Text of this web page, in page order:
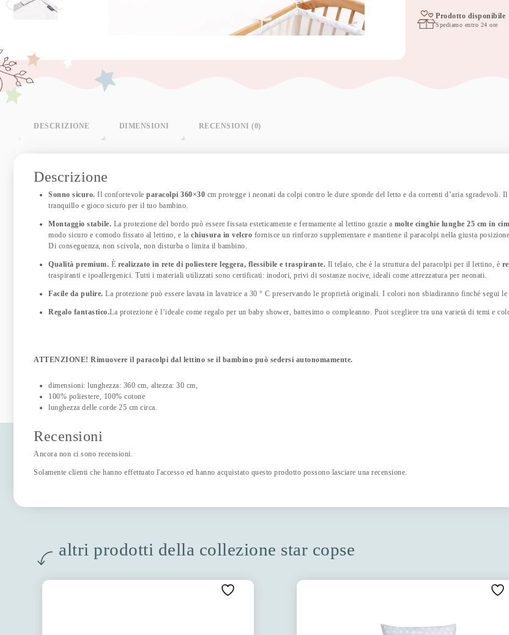
360×30
cm
Prodotto disponibile
Spediamo entro 24 ore
DESCRIZIONE DIMENSIONI RECENSIONI (0)
Descrizione
Sonno sicuro. Il confortevoleparacolpi 360×30 cm protegge i neonati da colpi contro le dure sponde del letto e da correnti d’aria
tranquillo e gioco sicuro per il tuo bambino.
Montaggio stabile. La protezione del bordo può essere fissata esteticamente e fermamente al lettino grazie a molte cinghie lunghe 25 cm in
modo sicuro e comodo fissato al lettino, e lachiusura in velcro fornisce un rinforzo supplementare e mantiene il paracolpi nella giusta
Di conseguenza, non scivola, non disturba o limita il bambino.
Qualità premium. È realizzato in rete di poliestere leggera, flessibile e traspirante. Il telaio, che è la struttura del paracolpi per il lettino, è
traspiranti e ipoallergenici. Tutti i materiali utilizzati sono certificati: inodori, privi di sostanze nocive, ideali come attrezzatura per neonati.
Facile da pulire. La protezione può essere lavata in lavatrice a 30 ° C preservando le proprietà originali. I colori non sbiadiranno finché segui
Regalo fantastico.La protezione è l’ideale come regalo per un baby shower, battesimo o compleanno. Puoi scegliere tra una varietà di temi e
ATTENZIONE! Rimuovere il paracolpi dal lettino se il bambino può sedersi autonomamente.
dimensioni: lunghezza: 360 cm, altezza: 30 cm,
100% poliestere, 100% cotone
lunghezza delle corde 25 cm circa.
Recensioni
Ancora non ci sono recensioni.
Solamente clienti che hanno effettuato l'accesso ed hanno acquistato questo prodotto possono lasciare una recensione.
altri prodotti della collezione star copse